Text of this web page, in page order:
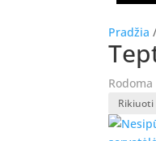
Pradžia /